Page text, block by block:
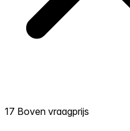
17 Boven vraagprijs